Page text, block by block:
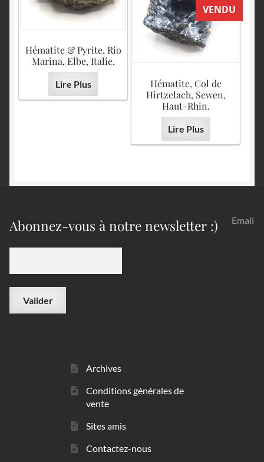
Hématite & Pyrite, Rio
Marina, Elbe, Italie.
Lire Plus
VENDU
Hématite, Col de
Hirtzelach, Sewen,
Haut-Rhin.
Lire Plus
Abonnez-vous à notre newsletter :) Email
Archives
Conditions générales de
vente
Sites amis
Contactez-nous